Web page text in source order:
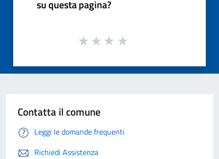
su questa pagina?
Contatta il comune
Leggi le domande frequenti
Richiedi Assistenza